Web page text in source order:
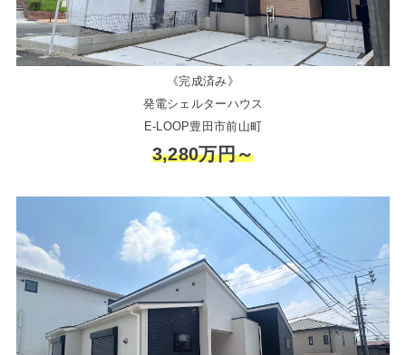
《完成済み》
発電シェルターハウス
E-LOOP豊田市前山町
3,280万円～